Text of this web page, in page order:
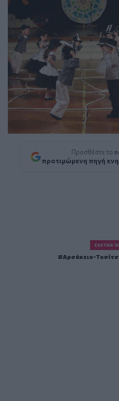
Προσθέστε το
προτιμώμενη πηγή
ΣΧΕΤΙΚΆ
Αρσάκειο-